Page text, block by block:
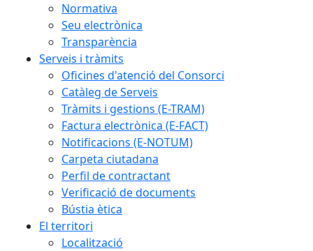
Normativa
Seu electrònica
Transparència
Serveis i tràmits
Oficines d'atenció del Consorci
Catàleg de Serveis
Tràmits i gestions (E-TRAM)
Factura electrònica (E-FACT)
Notificacions (E-NOTUM)
Carpeta ciutadana
Perfil de contractant
Verificació de documents
Bústia ètica
El territori
Localització